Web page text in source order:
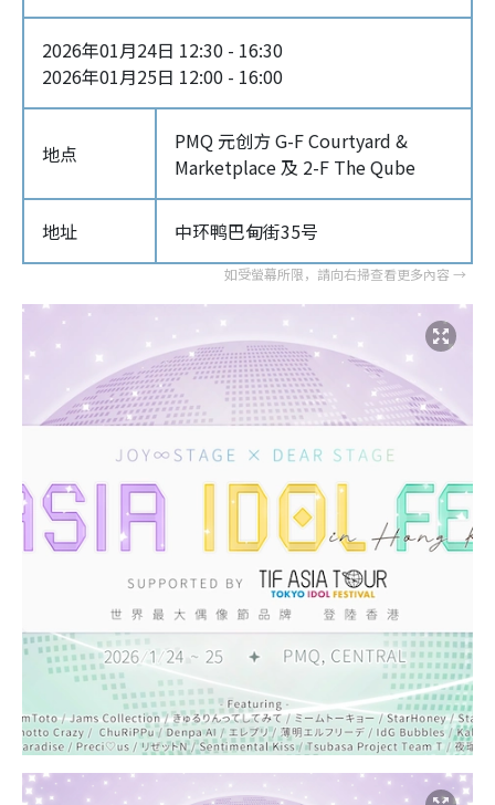
2026年01月24日 12:30 - 16:30
2026年01月25日 12:00 - 16:00
地点
PMQ 元创方 G-F Courtyard &
Marketplace 及 2-F The Qube
地址 中环鸭巴甸街35号